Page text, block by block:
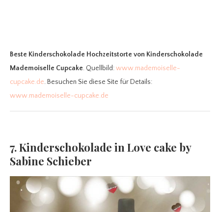
Beste Kinderschokolade Hochzeitstorte von Kinderschokolade
Mademoiselle Cupcake. Quellbild:www.mademoiselle-
cupcake.de. Besuchen Sie diese Site für Details:
www.mademoiselle-cupcake.de
7. Kinderschokolade in Love cake by
Sabine Schieber